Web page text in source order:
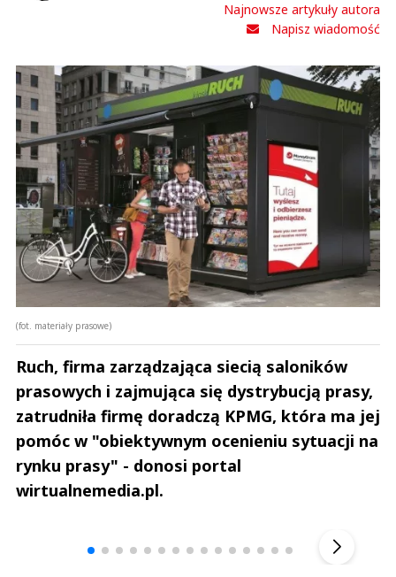
Najnowsze artykuły autora
Napisz wiadomość
(fot. materiały prasowe)
Ruch, firma zarządzająca siecią saloników
prasowych i zajmująca się dystrybucją prasy,
zatrudniła firmę doradczą KPMG, która ma jej
pomóc w "obiektywnym ocenieniu sytuacji na
rynku prasy" - donosi portal
wirtualnemedia.pl.